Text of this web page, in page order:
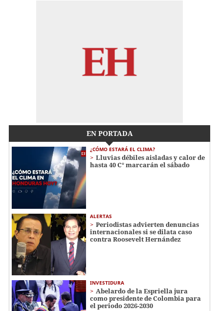
EN PORTADA
¿CÓMO ESTARÁ EL CLIMA?
Lluvias débiles aisladas y calor de
hasta 40 C° marcarán el sábado
ALERTAS
Periodistas advierten denuncias
internacionales si se dilata caso
contra Roosevelt Hernández
INVESTIDURA
Abelardo de la Espriella jura
como presidente de Colombia para
el periodo 2026-2030